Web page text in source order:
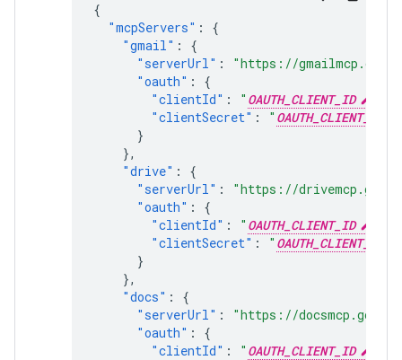
{
"mcpServers" :
{
"gmail" :
{
"serverUrl" :
"https://
"oauth" :
{
"clientId" : " OAUTH_CLIENT_ID
"clientSecret" : "
}
},
"drive" :
{
"serverUrl" :
"https://
"oauth" :
{
"clientId" : " OAUTH_CLIENT_ID
"clientSecret" : "
}
},
"docs" :
{
"serverUrl" :
"https://
"oauth" :
{
"clientId" : " OAUTH_CLIENT_ID